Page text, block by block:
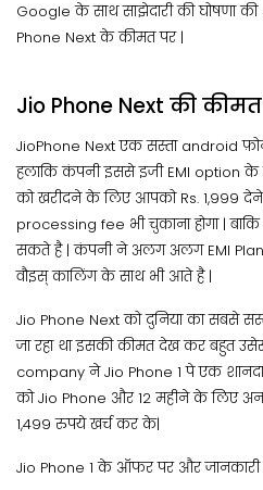
Google के साथ साझेदारी की घोषणा
Phone Next के कीमत पर |
Jio Phone Next की कीमत
JioPhone Next एक सस्ता android
हलाकि कंपनी इससे इजी EMI option के
को खरीदने के लिए आपको Rs. 1,999
processing fee भी चुकाना होगा | बाकि
सकते है | कंपनी ने अलग अलग EMI Plans
वौइस् कालिंग के साथ भी आते है |
Jio Phone Next को दुनिया का सबसे
जा रहा था इसकी कीमत देख कर बहुत
company ने Jio Phone 1 पे एक
को Jio Phone और 12 महीने के लिए
1,499 रुपये खर्च कर के|
Jio Phone 1 के ऑफर पर और